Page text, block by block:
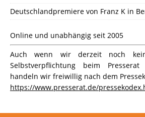
Deutschlandpremiere von Franz K in
Online und unabhängig seit 2005
Auch wenn wir derzeit noch
Selbstverpflichtung beim
handeln wir freiwillig nach dem
https://www.presserat.de/